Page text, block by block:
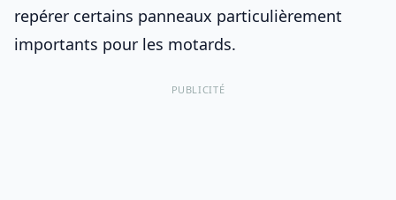
repérer certains panneaux particulièrement
importants pour les motards.
PUBLICITÉ